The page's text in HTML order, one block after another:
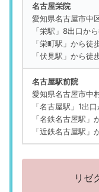
「予約がとりやすい
た」
（46歳／パート・
リゼクリニック 名古
「施術がていねいで
（43歳／パート・ア
人事・総務など）
リゼクリニック ク
「自分の予算やや
らえた」
（25歳／正社員（
評判の悪い口コミ
名古屋栄院
愛知県名古屋市中
「栄駅」8出口か
「栄町駅」から徒
「伏見駅」から徒
名古屋駅前院
愛知県名古屋市中
「名古屋駅」1出
「名鉄名古屋駅」
「近鉄名古屋駅」
リゼ